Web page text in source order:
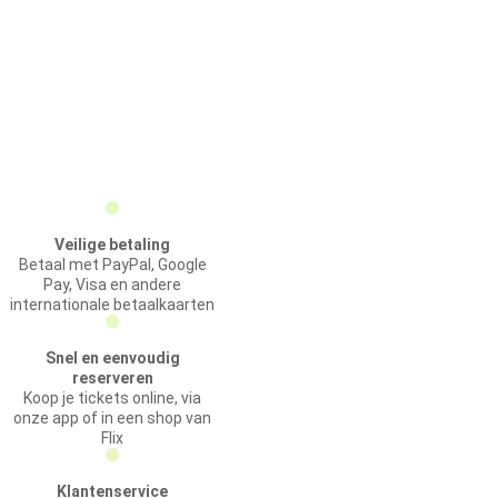
Veilige betaling
Betaal met PayPal, Google
Pay, Visa en andere
internationale betaalkaarten
Snel en eenvoudig
reserveren
Koop je tickets online, via
onze app of in een shop van
Flix
Klantenservice